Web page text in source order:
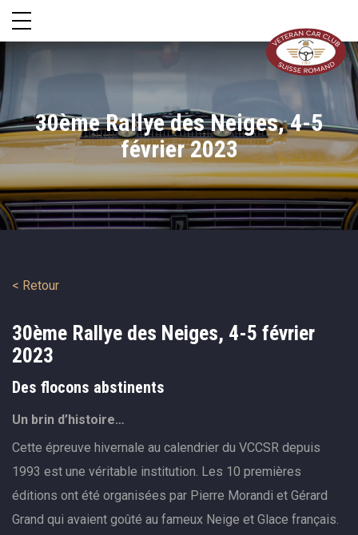
30ème Rallye des Neiges, 4-5
février 2023
< Retour
30ème Rallye des Neiges, 4-5 février
2023
Des flocons abstinents
Un brin d’histoire…
Cette épreuve hivernale au calendrier du VCCSR depuis
1993 est une véritable institution. Les 10 premières
éditions ont été organisées par Pierre Morandi et Gérard
Grand qui avaient goûté au fameux Neige et Glace français.